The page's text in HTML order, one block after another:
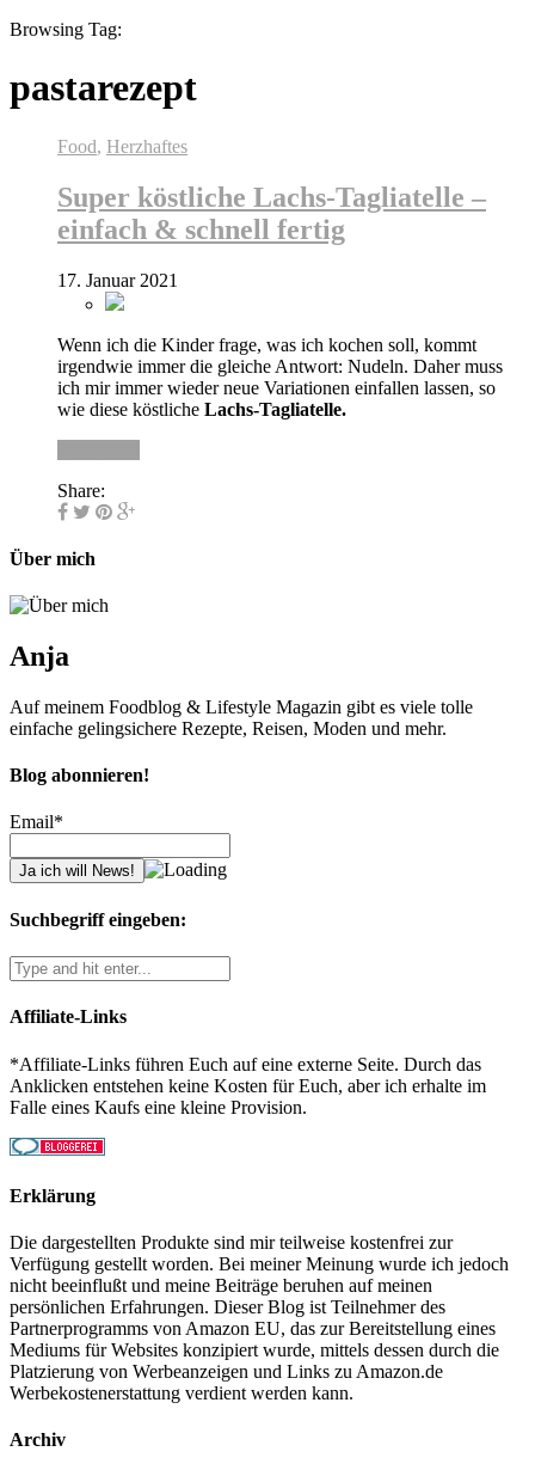
Browsing Tag:
pastarezept
Food, Herzhaftes
Super köstliche Lachs-Tagliatelle –
einfach & schnell fertig
17. Januar 2021
Wenn ich die Kinder frage, was ich kochen soll, kommt
irgendwie immer die gleiche Antwort: Nudeln. Daher muss
ich mir immer wieder neue Variationen einfallen lassen, so
wie diese köstliche Lachs-Tagliatelle.
Share:
Über mich
Anja
Auf meinem Foodblog & Lifestyle Magazin gibt es viele tolle
einfache gelingsichere Rezepte, Reisen, Moden und mehr.
Blog abonnieren!
Email*
Suchbegriff eingeben:
Affiliate-Links
*Affiliate-Links führen Euch auf eine externe Seite. Durch das
Anklicken entstehen keine Kosten für Euch, aber ich erhalte im
Falle eines Kaufs eine kleine Provision.
Erklärung
Die dargestellten Produkte sind mir teilweise kostenfrei zur
Verfügung gestellt worden. Bei meiner Meinung wurde ich jedoch
nicht beeinflußt und meine Beiträge beruhen auf meinen
persönlichen Erfahrungen. Dieser Blog ist Teilnehmer des
Partnerprogramms von Amazon EU, das zur Bereitstellung eines
Mediums für Websites konzipiert wurde, mittels dessen durch die
Platzierung von Werbeanzeigen und Links zu Amazon.de
Werbekostenerstattung verdient werden kann.
Archiv